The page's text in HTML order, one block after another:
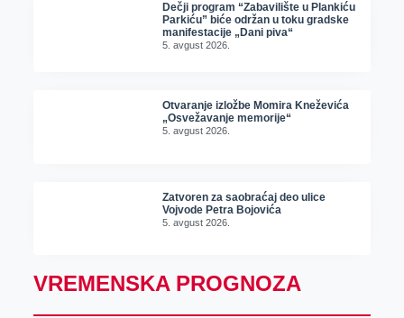
Dečji program “Zabavilište u Plankiću
Parkiću” biće održan u toku gradske
manifestacije „Dani piva“
5. avgust 2026.
Otvaranje izložbe Momira Kneževića
„Osvežavanje memorije“
5. avgust 2026.
Zatvoren za saobraćaj deo ulice
Vojvode Petra Bojovića
5. avgust 2026.
VREMENSKA PROGNOZA